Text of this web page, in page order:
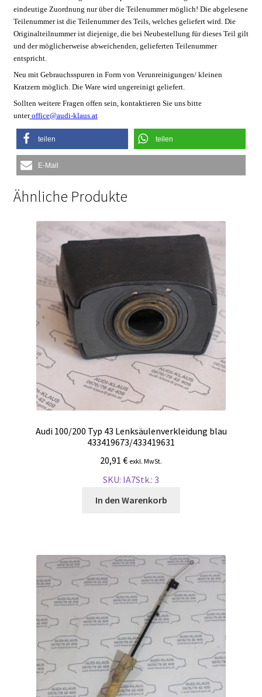
eindeutige Zuordnung nur über die Teilenummer möglich! Die abgelesene
Teilenummer ist die Teilenummer des Teils, welches geliefert wird. Die
Originalteilnummer ist diejenige, die bei Neubestellung für dieses Teil gilt
und der möglicherweise abweichenden, gelieferten Teilenummer
entspricht.
Neumit Gebrauchsspuren in Form von Verunreinigungen/ kleinen
Kratzern möglich. Die Ware wird ungereinigt geliefert.
Sollten weitere Fragen offen sein, kontaktieren Sie uns bitte
unter office@audi-klaus.at
teilen teilen
E-Mail
Ähnliche Produkte
Audi 100/200 Typ 43 Lenksäulenverkleidung blau
433419673/433419631
20,91 € exkl. MwSt.
SKU: IA7Stk.: 3
In den Warenkorb